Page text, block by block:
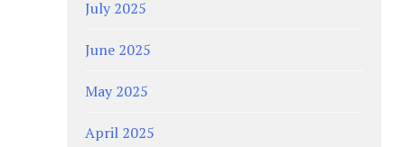
July 2025
June 2025
May 2025
April 2025